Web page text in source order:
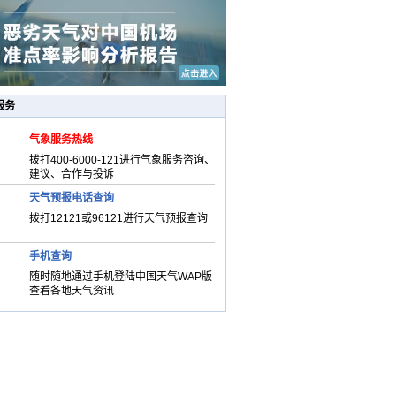
务
气象服务热线
拨打400-6000-121进行气象服务咨询、
建议、合作与投诉
天气预报电话查询
拨打12121或96121进行天气预报查询
手机查询
随时随地通过手机登陆中国天气WAP版
查看各地天气资讯